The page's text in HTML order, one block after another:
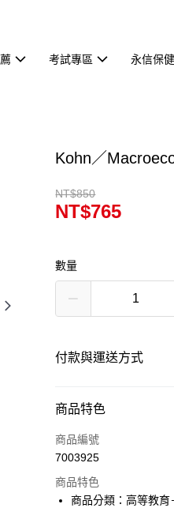
考試專區 永信保健
Kohn／
NT$850
NT$765
數量
付款與運送方式
付款方式
信用卡一次付款
Apple Pay
商品特色
商品編號
7003925
商品特色
商品分類：高等教